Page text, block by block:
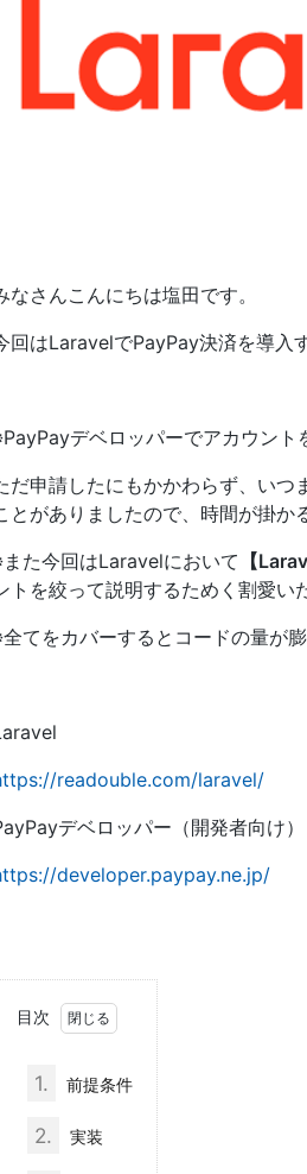
なさんこんにちは塩田です。
回はLaravelでPayPay決済を導入
デベロッパーでアカウント
だ申請したにもかかわらず、いつ
とがありましたので、時間が掛か
た今回はLaravelにおいて 【
トを絞って説明するためく割愛い
てをカバーするとコードの量が
readouble.com/laravel/
デベロッパー（開発者向け）
developer.paypay.ne.jp/
目次
1. 前提条件
2. 実装